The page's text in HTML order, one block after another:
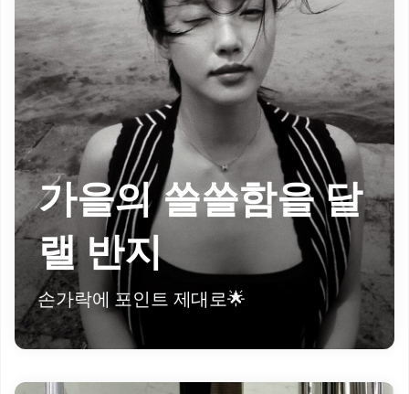
가을의 쓸쓸함을 달
랠 반지
손가락에 포인트 제대로🌟